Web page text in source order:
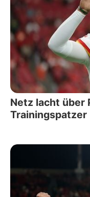
Netz lacht über
Trainingspatzer